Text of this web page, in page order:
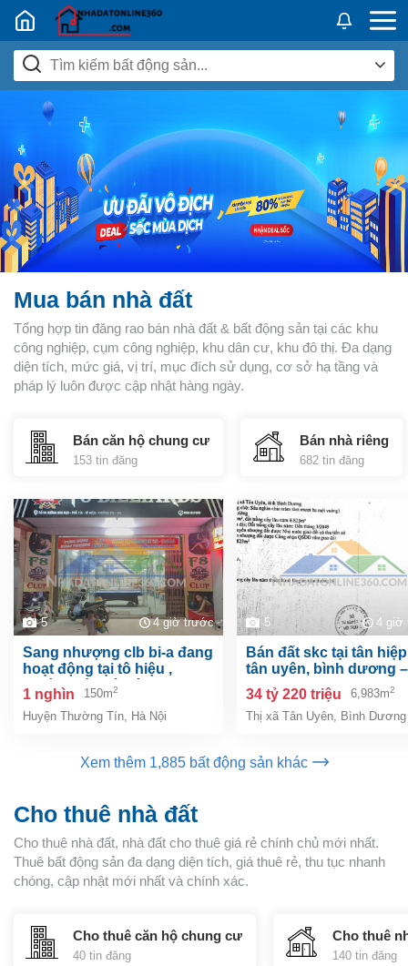
Nhadatban24h.vn
Mua bán nhà đất
Tổng hợp tin đăng rao bán nhà đất & bất động sản tại các khu
công nghiệp, cụm công nghiệp, khu dân cư, khu đô thị. Đa dạng
diện tích, mức giá, vị trí, mục đích sử dụng, cơ sở hạ tầng và
pháp lý luôn được cập nhật hàng ngày.
Bán căn hộ chung cư
153 tin đăng
Bán nhà riêng
682 tin đăng
5 4 giờ trước
sang nhượng clb bi-a đang
hoạt động tại tô hiệu ,
thường tín, hà nội
1 nghìn 150m2
Huyện Thường Tín Hà Nội
5 4 giờ
bán đất skc tại tân hiệp, tp.
tân uyên, bình dương –
6.983m²
34 tỷ 220 triệu 6,983m2
Thị xã Tân Uyên Bình Dương
Xem thêm 1,885 bất động sản khác
Cho thuê nhà đất
Cho thuê nhà đất, nhà đất cho thuê giá rẻ chính chủ mới nhất.
Thuê bất động sản đa dạng diện tích, giá thuê rẻ, thu tục nhanh
chóng, cập nhật mới nhất và chính xác.
Cho thuê căn hộ chung cư
40 tin đăng
Cho thuê
140 tin đăng